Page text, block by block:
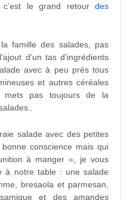
le grand retour des
famille des salades, pas
d’un tas d’ingrédients
avec à peu près tous
et autres céréales
mets pas toujours de la
salade avec des petites
conscience mais qui
à manger », je vous
à notre table : une salade
bresaola et parmesan,
et des amandes